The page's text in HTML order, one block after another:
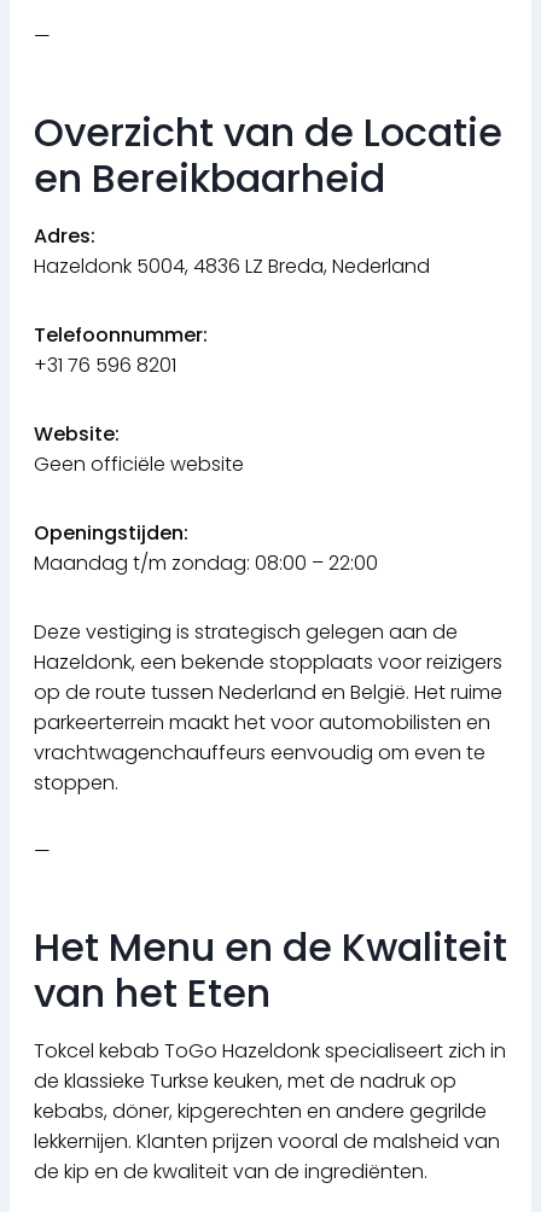
—
Overzicht van de Locatie
en Bereikbaarheid
Adres:
Hazeldonk 5004, 4836 LZ Breda, Nederland
Telefoonnummer:
+31 76 596 8201
Website:
Geen officiële website
Openingstijden:
Maandag t/m zondag: 08:00 – 22:00
Deze vestiging is strategisch gelegen aan de
Hazeldonk, een bekende stopplaats voor reizigers
op de route tussen Nederland en België. Het ruime
parkeerterrein maakt het voor automobilisten en
vrachtwagenchauffeurs eenvoudig om even te
stoppen.
—
Het Menu en de Kwaliteit
van het Eten
Tokcel kebab ToGo Hazeldonk specialiseert zich in
de klassieke Turkse keuken, met de nadruk op
kebabs, döner, kipgerechten en andere gegrilde
lekkernijen. Klanten prijzen vooral de malsheid van
de kip en de kwaliteit van de ingrediënten.